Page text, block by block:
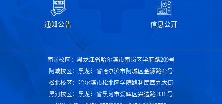
通知公告 信息公开
南岗校区：黑龙江省哈尔滨市南岗区学府路209号
阿城校区：黑龙江省哈尔滨市阿城区金源路43号
松北校区：哈尔滨市松北区学院路利民西九大街
黑河校区：黑龙江省黑河市爱辉区兴边路 331 号